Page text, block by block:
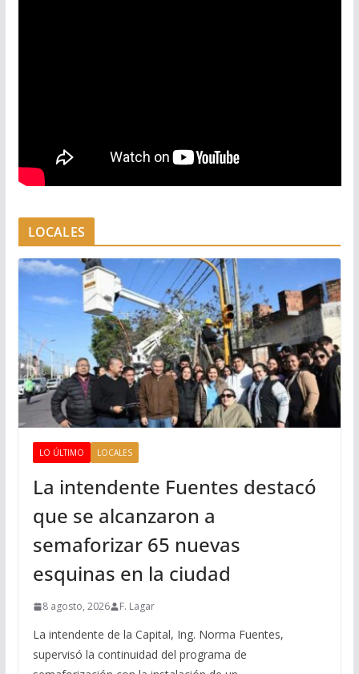
LOCALES
LO ÚLTIMO LOCALES
La intendente Fuentes destacó
que se alcanzaron a
semaforizar 65 nuevas
esquinas en la ciudad
8 agosto, 2026 F. Lagar
La intendente de la Capital, Ing. Norma Fuentes,
supervisó la continuidad del programa de